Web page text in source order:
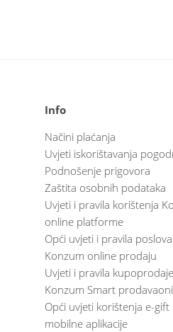
Info
Načini plaćanja
Uvjeti iskorištavanja
Podnošenje prigovora
Zaštita osobnih podataka
Uvjeti i pravila korištenja
online platforme
Opći uvjeti i pravila
Konzum online prodaju
Uvjeti i pravila
Konzum Smart
Opći uvjeti korištenja e-gift
mobilne aplikacije